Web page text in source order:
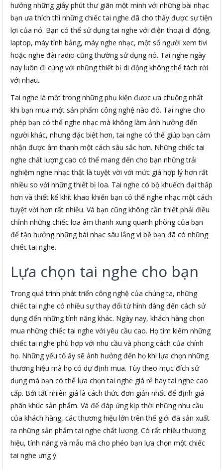
hưởng những giây phút thư giãn một mình với những bài nhạc
bạn ưa thích thì những chiếc tai nghe đã cho thấy được sự tiện
lợi của nó. Bạn có thể sử dụng tai nghe với điện thoại di động,
laptop, máy tính bảng, máy nghe nhạc, một số người xem tivi
hoặc nghe đài radio cũng thường sử dụng nó. Tai nghe ngày
nay luôn đi cùng với những thiết bị di động không thể tách rời
với nhau.
Tai nghe là một trong những phụ kiện được ưa chuộng nhất
khi bạn mua một sản phẩm công nghệ nào đó. Tai nghe cho
phép bạn có thể nghe nhạc mà không làm ảnh hưởng đến
người khác, nhưng đặc biệt hơn, tai nghe có thể giúp bạn cảm
nhận được âm thanh một cách sâu sắc hơn. Những chiếc tai
nghe chất lượng cao có thể mang đến cho bạn những trải
nghiệm nghe nhạc thật là tuyệt vời với mức giá hợp lý hơn rất
nhiều so với những thiết bị loa. Tai nghe có bộ khuếch đại thấp
hơn và thiết kế khít khao khiến bạn có thể nghe nhạc một cách
tuyệt vời hơn rất nhiều. Và bạn cũng không cần thiết phải điều
chỉnh những chiếc loa âm thanh xung quanh phòng của bạn
để tận hưởng những bài nhạc sâu lắng vì bề bạn đã có những
chiếc tai nghe.
Lựa chọn tai nghe cho bạn
Trong quá trình phát triển công nghệ của chúng ta, những
chiếc tai nghe có nhiều sự thay đổi từ hình dáng đến cách sử
dụng đến những tính năng khác. Ngày nay, khách hàng chọn
mua những chiếc tai nghe với yêu cầu cao. Họ tìm kiếm những
chiếc tai nghe phù hợp với nhu cầu và phong cách của chính
họ. Những yếu tố ấy sẽ ảnh hưởng đến họ khi lựa chọn những
thương hiệu mà họ có dự định mua. Tùy theo mục đích sử
dụng mà bạn có thể lựa chọn tai nghe giá rẻ hay tai nghe cao
cấp. Bởi tất nhiên giá là cách thức đơn giản nhất để định giá
phân khúc sản phẩm. Và để đáp ứng kịp thời những nhu cầu
của khách hàng, các thương hiệu lớn trên thế giới đã sản xuất
ra những sản phẩm tai nghe chất lượng. Có rất nhiều thương
hiệu, tính năng và mẫu mã cho phéo bạn lựa chọn một chiếc
tai nghe ưng ý.